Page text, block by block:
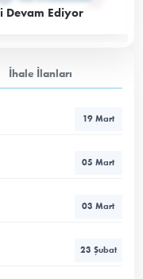
Devam Ediyor
İhale İlanları
19 Mart
05 Mart
03 Mart
23 Şubat